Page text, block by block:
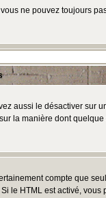
ne pouvez toujours
aussi le désactiver sur
la manière dont
compte que
le HTML est activé,